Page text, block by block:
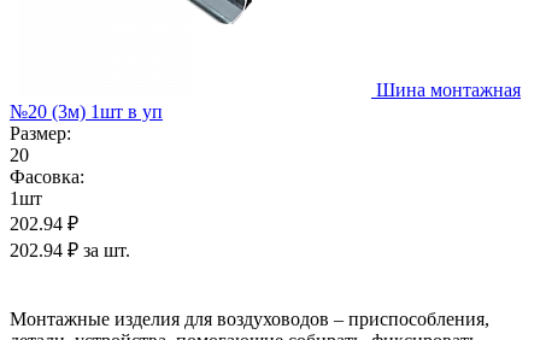
Шина монтажная
№20 (3м) 1шт в уп
Размер:
20
Фасовка:
1шт
202.94 ₽
202.94 ₽ за шт.
Монтажные изделия для воздуховодов – приспособления,